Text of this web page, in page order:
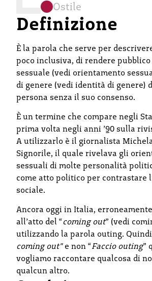
Ostile
Definizione
È la parola che serve per
poco inclusiva, di rendere
sessuale (vedi orientamento
di genere (vedi identità di genere)
persona senza il suo consenso.
È un termine che compare negli
prima volta negli anni ’90 sulla
A utilizzarlo è il giornalista
Signorile, il quale rivelava gli
sessuali di molte personalità
come atto politico per contrastare
sociale.
Ancora oggi in Italia,
all’atto del “coming out” (vedi
utilizzando la parola outing.
coming out"e non “Faccio outing”
vogliamo raccontare qualcosa di
qualcun altro.